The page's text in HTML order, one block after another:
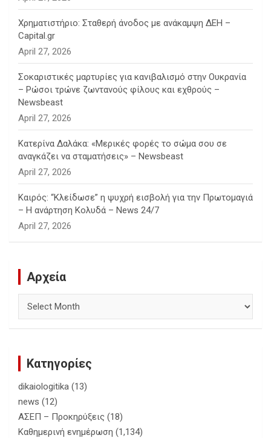
Χρηματιστήριο: Σταθερή άνοδος με ανάκαμψη ΔΕΗ –
Capital.gr
April 27, 2026
Σοκαριστικές μαρτυρίες για κανιβαλισμό στην Ουκρανία
– Ρώσοι τρώνε ζωντανούς φίλους και εχθρούς –
Newsbeast
April 27, 2026
Κατερίνα Δαλάκα: «Μερικές φορές το σώμα σου σε
αναγκάζει να σταματήσεις» – Newsbeast
April 27, 2026
Καιρός: “Κλείδωσε” η ψυχρή εισβολή για την Πρωτομαγιά
– Η ανάρτηση Κολυδά – News 24/7
April 27, 2026
Αρχεία
Κατηγορίες
dikaiologitika (13)
news (12)
ΑΣΕΠ – Προκηρύξεις (18)
Καθημερινή ενημέρωση (1,134)